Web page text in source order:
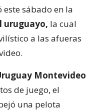
sábado en la
uruguayo, la cual
a las afueras
Montevideo
de juego, el
una pelota